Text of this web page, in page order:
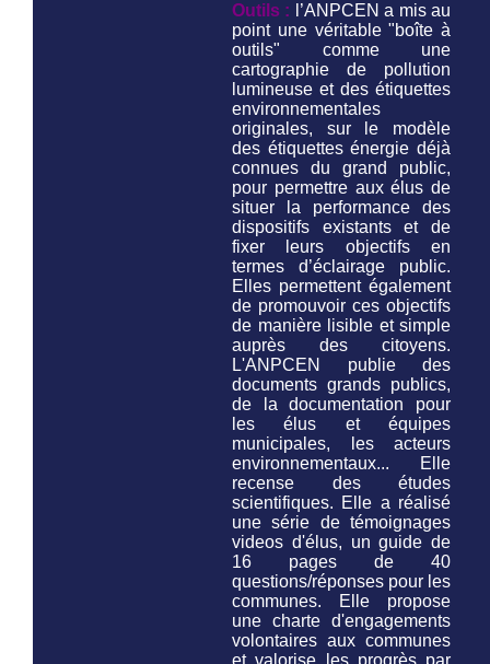
Outils :
l’ANPCEN a mis au
point une véritable "boîte à
outils" comme une
cartographie de pollution
lumineuse et des étiquettes
environnementales
originales, sur le modèle
des étiquettes énergie déjà
connues du grand public,
pour permettre aux élus de
situer la performance des
dispositifs existants et de
fixer leurs objectifs en
termes d’éclairage public.
Elles permettent également
de promouvoir ces objectifs
de manière lisible et simple
auprès des citoyens.
L'ANPCEN publie des
documents grands publics,
de la documentation pour
les élus et équipes
municipales, les acteurs
environnementaux... Elle
recense des études
scientifiques. Elle a réalisé
une série de témoignages
videos d'élus, un guide de
16 pages de 40
questions/réponses pour les
communes. Elle propose
une charte d'engagements
volontaires aux communes
et valorise les progrès par